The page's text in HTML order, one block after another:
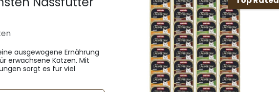
ausgewogene Ernährung
erwachsene Katzen. Mit
sorgt es für viel